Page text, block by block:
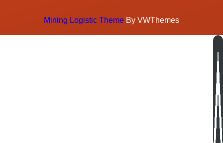
Mining Logistic Theme By VWThemes